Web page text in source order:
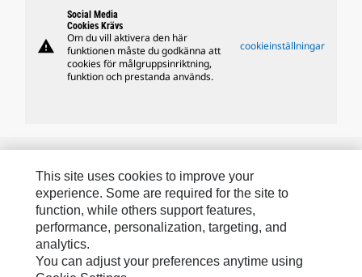
warning
Social Media
Cookies Krävs
Om du vill aktivera den här
funktionen måste du godkänna att
cookies för målgruppsinriktning,
funktion och prestanda används.
cookieinställningar
Caterpillar.com
Kontakta Caterpillar
Mina Marknadsföringspreferenser
This site uses cookies to improve your
experience. Some are required for the site to
function, while others support features,
performance, personalization, targeting, and
analytics.
You can adjust your preferences anytime using